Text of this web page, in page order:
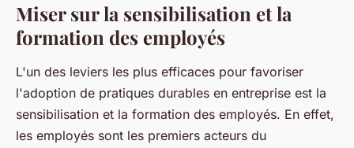
Miser sur la sensibilisation et la
formation des employés
L'un des leviers les plus efficaces pour favoriser
l'adoption de pratiques durables en entreprise est la
sensibilisation et la formation des employés. En effet,
les employés sont les premiers acteurs du